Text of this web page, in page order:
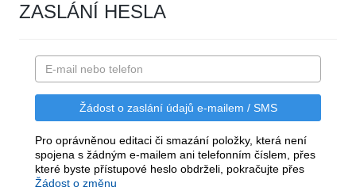
ZASLÁNÍ HESLA
Pro oprávněnou editaci či smazání položky, která není
spojena s žádným e-mailem ani telefonním číslem, přes
které byste přístupové heslo obdrželi, pokračujte přes
Žádost o změnu